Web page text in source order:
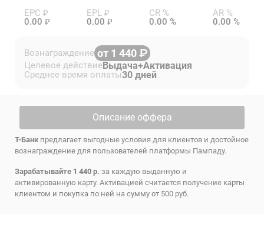
EPC ₽
0.00 ₽
EPL ₽
0.00 ₽
CR %
0.00 %
AR %
0.00 %
Вознаграждение от 1 440
Целевое действиеВыдача+Активация
Среднее время оплаты30 дней
Описание оффера
Т-Банк предлагает выгодные условия для клиентов и достойное
вознаграждение для пользователей платформы Пампаду.
Зарабатывайте 1 440 р. за каждую выданную и
активированную карту. Активацией считается получение карты
клиентом и покупка по ней на сумму от 500 руб.